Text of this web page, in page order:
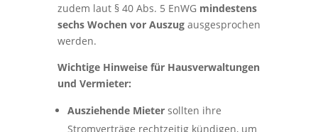
zudem laut § 40 Abs. 5 EnWG mindestens
sechs Wochen vor Auszugausgesprochen
werden.
Wichtige Hinweise für Hausverwaltungen
und Vermieter:
Ausziehende Mietersollten ihre
Stromverträge rechtzeitig kündigen, um